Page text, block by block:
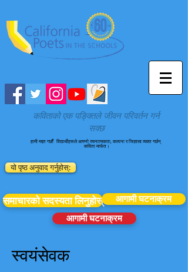
कविताको एक पङ्क्तिले जीवन परिवर्तन गर्न
सक्छ
हामी मद्दत गर्छौं विद्यार्थीहरूले आफ्नो रचनात्मकता, कल्पना र जिज्ञासा व्यक्त गर्छन्
कविता मार्फत।
यो पृष्ठ अनुवाद गर्नुहोस्:
समाचारको सदस्यता लिनुहोस्
आगामी घटनाक्रम
आगामी घटनाक्रम
स्वयंसेवक